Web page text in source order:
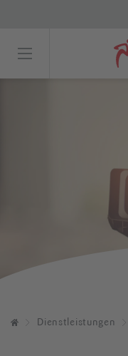
Dienstleistungen